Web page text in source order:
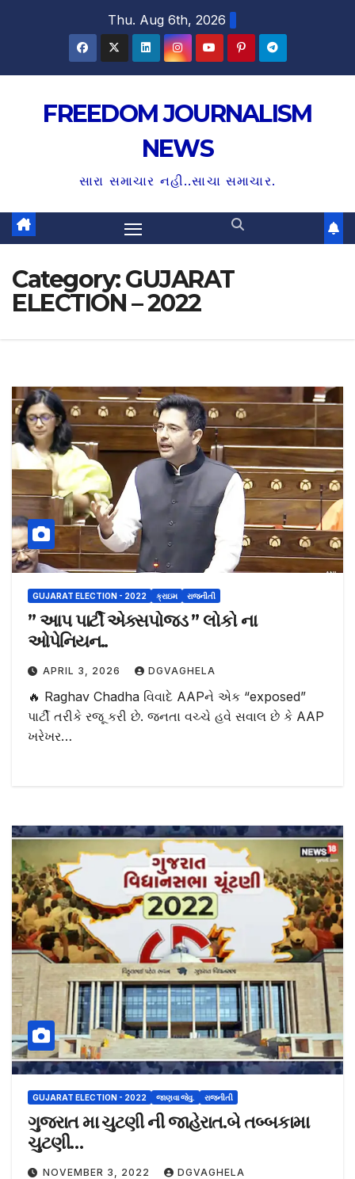
e
Thu. Aug 6th, 2026
FREEDOM JOURNALISM
NEWS
સારા સમાચાર નહી..સાચા સમાચાર.
Category:GUJARAT
ELECTION – 2022
GUJARAT ELECTION - 2022 ક્રાઇમ રાજનીતી
” આપ પાર્ટી એક્સપોજડ ” લોકો ના
ઓપેનિયન..
APRIL 3, 2026 DGVAGHELA
🔥 Raghav Chadha વિવાદે AAPને એક “exposed”
પાર્ટી તરીકે રજૂ કરી છે. જનતા વચ્ચે હવે સવાલ છે કે AAP
ખરેખર…
GUJARAT ELECTION - 2022 જાણવા જેવુ. રાજનીતી
ગુજરાત મા ચુટણી ની જાહેરાત.બે તબ્બકામા
ચુટણી…
NOVEMBER 3, 2022 DGVAGHELA